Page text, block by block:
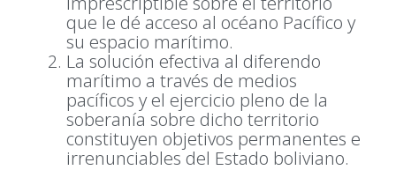
que le dé acceso al océano Pacífico y
su espacio marítimo.
La solución efectiva al diferendo
marítimo a través de medios
pacíficos y el ejercicio pleno de la
soberanía sobre dicho territorio
constituyen objetivos permanentes e
irrenunciables del Estado boliviano.